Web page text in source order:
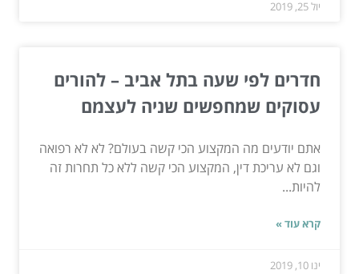
יול 25, 2019
חדרים לפי שעה בתל אביב – להורים
עסוקים שמחפשים שניה לעצמם
אתם יודעים מה המקצוע הכי קשה בעולם? לא לא רפואה
וגם לא עריכת דין, המקצוע הכי קשה ללא כל תחרות זה
להיות...
קרא עוד »
ינו 10, 2019